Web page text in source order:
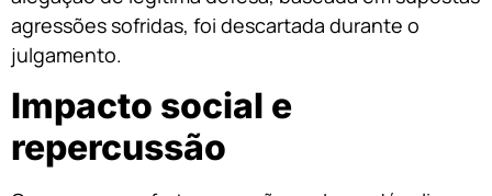
agressões sofridas, foi descartada durante o
julgamento.
Impacto social e
repercussão